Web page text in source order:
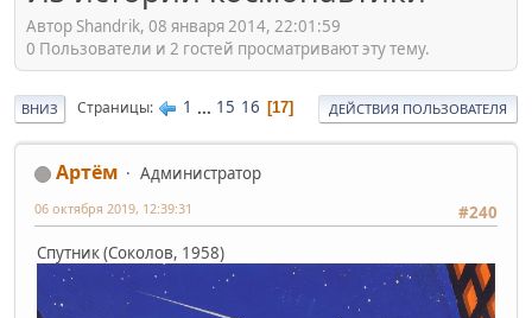
Автор Shandrik, 08 января 2014, 22:01:59
0 Пользователи и 2 гостей просматривают эту тему.
ВНИЗ Страницы 1 ... 15 16 17 ДЕЙСТВИЯ ПОЛЬЗОВАТЕЛЯ
Артём
Администратор
#240
06 октября 2019, 12:39:31
Спутник (Соколов, 1958)